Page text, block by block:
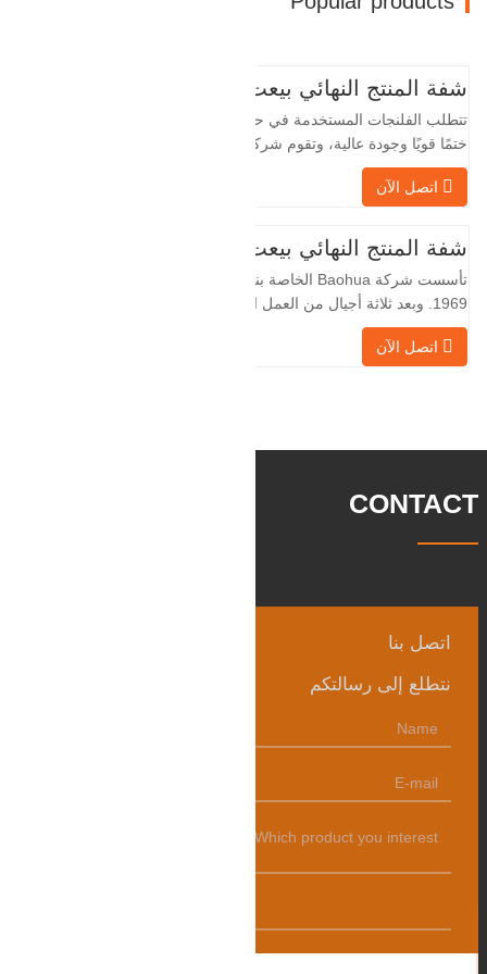
شفة المنتج النهائي بيعت
تتطلب الفلنجات المستخدمة في حقول النفط
الخاصة بنا بمعالجة الفلنجات في حقول النفط
لسنوات عديدة وتقوم بتصديرها بشكل غير
لأن الصناعة المحلية ليست مثالية، فإننا نريد
الاستيراد والتصدير مباشرة مع العملاء
الأجانب،
اتصل الآن
شفة المنتج النهائي بيعت
تأسست شركة Baohua الخاصة بنا في عام
1969. وبعد ثلاثة أجيال من العمل الشاق،
وتوليد طاقة الرياح وقطع
اتصل الآن
CONTACT
اتصل بنا
نتطلع إلى رسالتكم